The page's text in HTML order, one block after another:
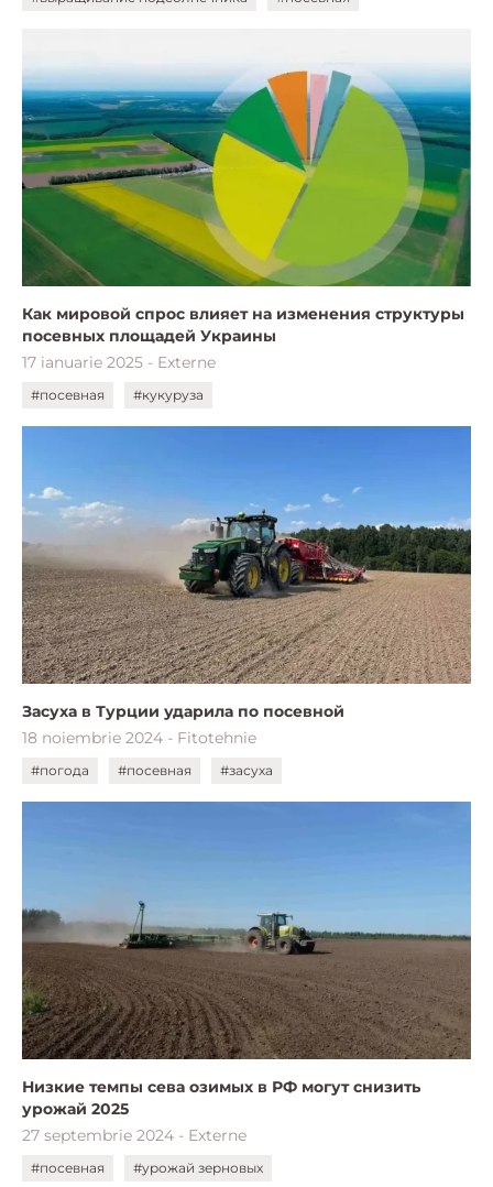
Как мировой спрос влияет на изменения структуры
посевных площадей Украины
17 ianuarie 2025 - Externe
#посевная #кукуруза
Засуха в Турции ударила по посевной
18 noiembrie 2024 - Fitotehnie
#погода #посевная #засуха
Низкие темпы сева озимых в РФ могут снизить
урожай 2025
27 septembrie 2024 - Externe
#посевная #урожай зерновых